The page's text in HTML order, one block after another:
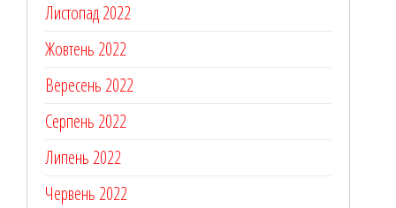
Листопад 2022
Жовтень 2022
Вересень 2022
Серпень 2022
Липень 2022
Червень 2022